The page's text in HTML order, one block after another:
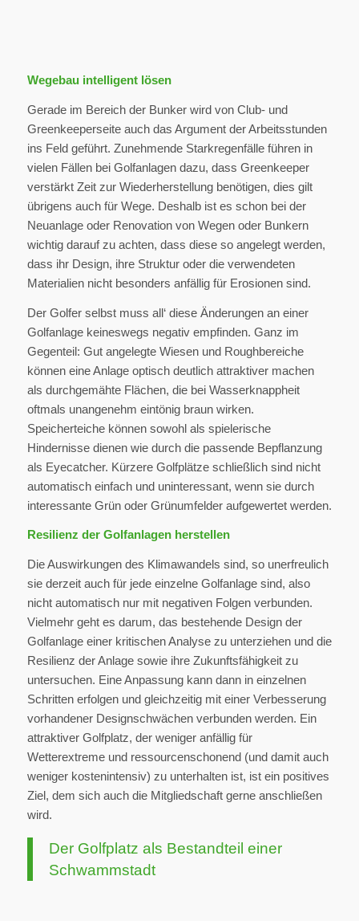
Wegebau intelligent lösen
Gerade im Bereich der Bunker wird von Club- und
Greenkeeperseite auch das Argument der Arbeitsstunden
ins Feld geführt. Zunehmende Starkregenfälle führen in
vielen Fällen bei Golfanlagen dazu, dass Greenkeeper
verstärkt Zeit zur Wiederherstellung benötigen, dies gilt
übrigens auch für Wege. Deshalb ist es schon bei der
Neuanlage oder Renovation von Wegen oder Bunkern
wichtig darauf zu achten, dass diese so angelegt werden,
dass ihr Design, ihre Struktur oder die verwendeten
Materialien nicht besonders anfällig für Erosionen sind.
Der Golfer selbst muss all‘ diese Änderungen an einer
Golfanlage keineswegs negativ empfinden. Ganz im
Gegenteil: Gut angelegte Wiesen und Roughbereiche
können eine Anlage optisch deutlich attraktiver machen
als durchgemähte Flächen, die bei Wasserknappheit
oftmals unangenehm eintönig braun wirken.
Speicherteiche können sowohl als spielerische
Hindernisse dienen wie durch die passende Bepflanzung
als Eyecatcher. Kürzere Golfplätze schließlich sind nicht
automatisch einfach und uninteressant, wenn sie durch
interessante Grün oder Grünumfelder aufgewertet werden.
Resilienz der Golfanlagen herstellen
Die Auswirkungen des Klimawandels sind, so unerfreulich
sie derzeit auch für jede einzelne Golfanlage sind, also
nicht automatisch nur mit negativen Folgen verbunden.
Vielmehr geht es darum, das bestehende Design der
Golfanlage einer kritischen Analyse zu unterziehen und die
Resilienz der Anlage sowie ihre Zukunftsfähigkeit zu
untersuchen. Eine Anpassung kann dann in einzelnen
Schritten erfolgen und gleichzeitig mit einer Verbesserung
vorhandener Designschwächen verbunden werden. Ein
attraktiver Golfplatz, der weniger anfällig für
Wetterextreme und ressourcenschonend (und damit auch
weniger kostenintensiv) zu unterhalten ist, ist ein positives
Ziel, dem sich auch die Mitgliedschaft gerne anschließen
wird.
Der Golfplatz als Bestandteil einer
Schwammstadt